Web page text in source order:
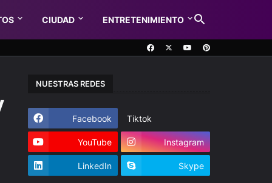
CIUDAD ENTRETENIMIENTO
NUESTRAS REDES
Facebook Tiktok
YouTube Instagram
LinkedIn Skype